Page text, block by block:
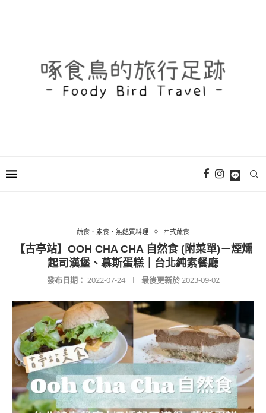
蔬食、素食、無麩質料理 西式蔬食
【古亭站】OOH CHA CHA 自然食 (附菜單)－煙燻
起司漢堡、慕斯蛋糕｜台北純素餐廳
發布日期： 2022-07-24 最後更新於2023-09-02